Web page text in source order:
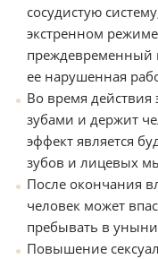
сосудистую
экстренном
преждевременный
ее нарушенная
Во время действия
зубами и держит
эффект является
зубов и лицевых
После окончания
человек может
пребывать в
Повышение